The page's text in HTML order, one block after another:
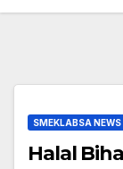
SMEKLABSA NEWS
Halal